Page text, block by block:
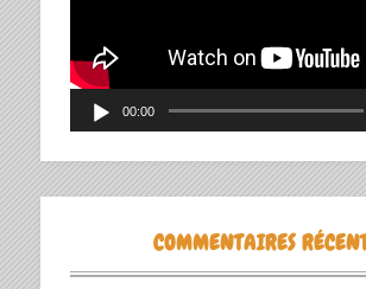
00:00
COMMENTAIRES